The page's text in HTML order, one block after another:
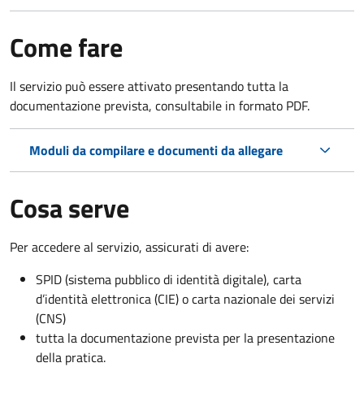
Come fare
Il servizio può essere attivato presentando tutta la
documentazione prevista, consultabile in formato PDF.
Moduli da compilare e documenti da allegare
Cosa serve
Per accedere al servizio, assicurati di avere:
SPID (sistema pubblico di identità digitale), carta
d’identità elettronica (CIE) o carta nazionale dei servizi
(CNS)
tutta la documentazione prevista per la presentazione
della pratica.